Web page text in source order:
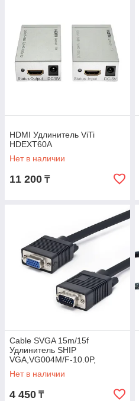
HDMI Удлинитель ViTi
HDEXT60A
Нет в наличии
11 200 ₸
Cable SVGA 15m/15f
Удлинитель SHIP
VGA,VG004M/F-10.0P,
Чёрный, Пол. пакет, 10.0 м
Нет в наличии
4 450 ₸